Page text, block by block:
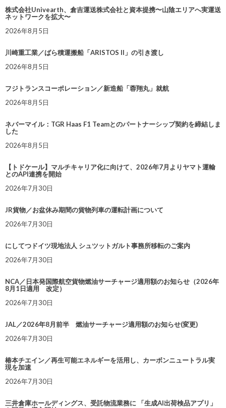
株式会社Univearth、倉吉運送株式会社と資本提携〜山陰エリアへ実運送
ネットワークを拡大〜
2026年8月5日
川崎重工業／ばら積運搬船「ARISTOS II」の引き渡し
2026年8月5日
フジトランスコーポレーション／新造船「蓉翔丸」就航
2026年8月5日
ネバーマイル：TGR Haas F1 Teamとのパートナーシップ契約を締結しま
した
2026年8月5日
【トドケール】マルチキャリア化に向けて、2026年7月よりヤマト運輸
とのAPI連携を開始
2026年7月30日
JR貨物／お盆休み期間の貨物列車の運転計画について
2026年7月30日
にしてつドイツ現地法人 シュツットガルト事務所移転のご案内
2026年7月30日
NCA／日本発国際航空貨物燃油サーチャージ適用額のお知らせ（2026年
8月1日適用 改定）
2026年7月30日
JAL／2026年8月前半 燃油サーチャージ適用額のお知らせ(変更)
2026年7月30日
椿本チエイン／再生可能エネルギーを活用し、カーボンニュートラル実
現を加速
2026年7月30日
三井倉庫ホールディングス、受託物流業務に 「生成AI出荷検品アプリ」